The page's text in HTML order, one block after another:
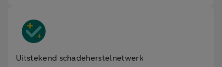
Uitstekend schadeherstelnetwerk